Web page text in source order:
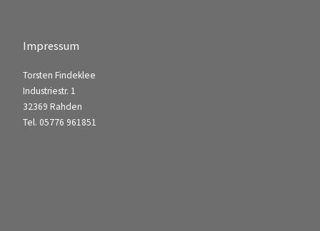
Impressum
Torsten Findeklee
Industriestr. 1
32369 Rahden
Tel. 05776 961851